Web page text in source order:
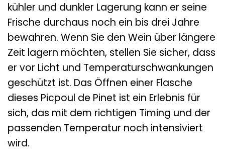
kühler und dunkler Lagerung kann er seine
Frische durchaus noch ein bis drei Jahre
bewahren. Wenn Sie den Wein über längere
Zeit lagern möchten, stellen Sie sicher, dass
er vor Licht und Temperaturschwankungen
geschützt ist. Das Öffnen einer Flasche
dieses Picpoul de Pinet ist ein Erlebnis für
sich, das mit dem richtigen Timing und der
passenden Temperatur noch intensiviert
wird.